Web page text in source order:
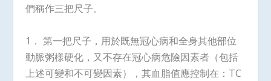
們稱作三把尺子。
1． 第一把尺子，用於既無冠心病和全身其他部位
動脈粥樣硬化，又不存在冠心病危險因素者（包括
上述可變和不可變因素），其血脂值應控制在：TC